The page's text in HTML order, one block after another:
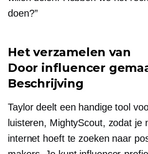
doen?”
Het verzamelen van
Door influencer
Beschrijving
Taylor deelt een handige tool
luisteren, MightyScout, zodat je
internet hoeft te zoeken naar